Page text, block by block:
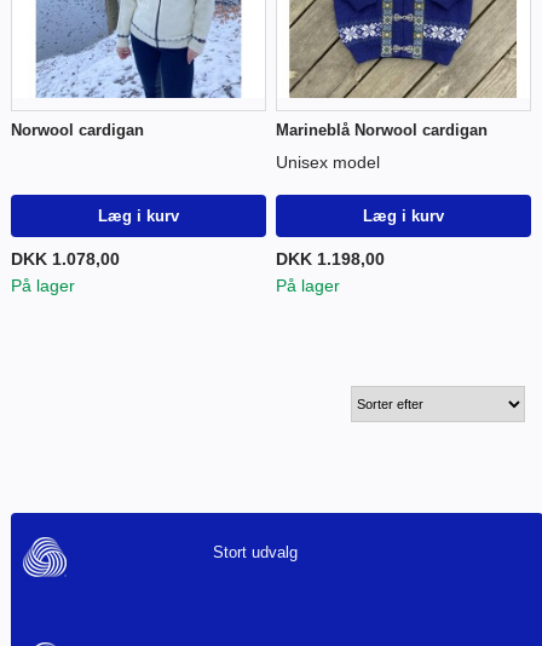
Norwool cardigan
Læg i kurv
DKK 1.078,00
På lager
Marineblå Norwool cardigan
Unisex model
Læg i kurv
DKK 1.198,00
På lager
Stort udvalg